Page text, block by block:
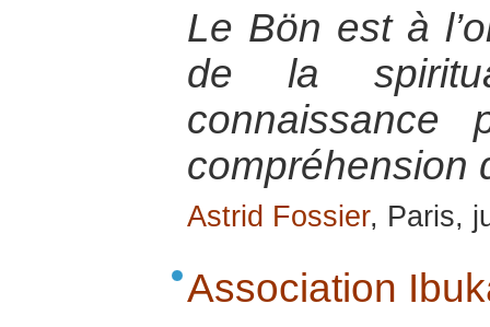
Le Bön est à
de la
connaissance
compréhension
Astrid Fossier, Paris,
Association